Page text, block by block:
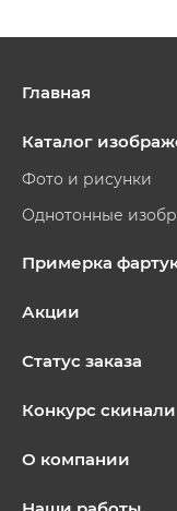
Главная
Каталог
Фото и рисунки
Однотонные
Примерка
Акции
Статус заказа
Конкурс скинали
О компании